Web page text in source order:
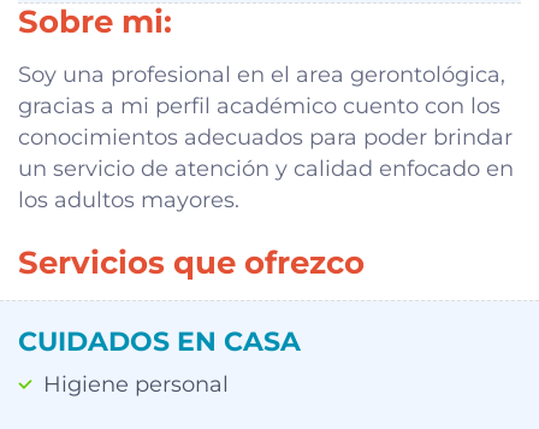
Sobre mi:
Soy una profesional en el area gerontológica,
gracias a mi perfil académico cuento con los
conocimientos adecuados para poder brindar
un servicio de atención y calidad enfocado en
los adultos mayores.
Servicios que ofrezco
CUIDADOS EN CASA
Higiene personal